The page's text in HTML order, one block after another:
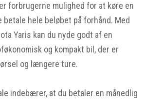
forbrugerne mulighed for at køre en
betale hele beløbet på forhånd. Med
Yaris kan du nyde godt af en
og kompakt bil, der er
og længere ture.
indebærer, at du betaler en månedlig